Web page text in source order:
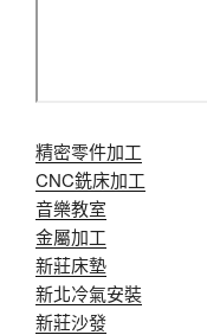
精密零件加工
CNC銑床加工
音樂教室
金屬加工
新莊床墊
新北冷氣安裝
新莊沙發